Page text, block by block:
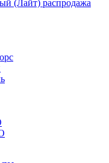
(Лайт) распродажа